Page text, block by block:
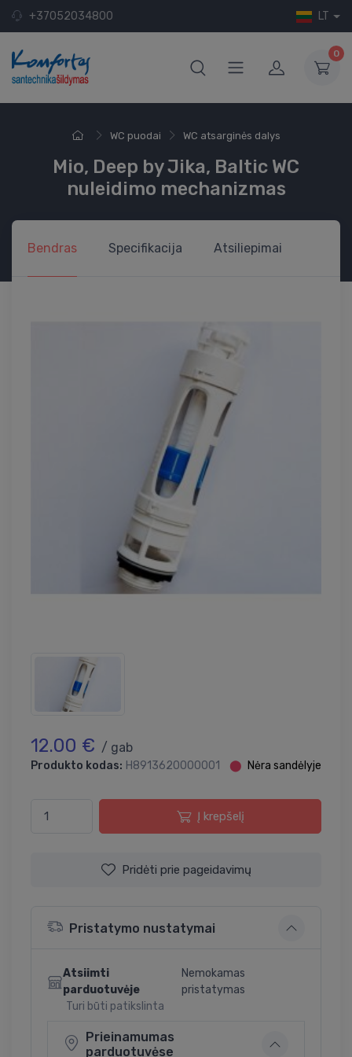
+37052034800 LT
0
WC puodai WC atsarginės dalys
Mio, Deep by Jika, Baltic WC
nuleidimo mechanizmas
Bendras Specifikacija Atsiliepimai
12.00 € / gab
Produkto kodas: H8913620000001 ⬤ Nėra sandėlyje
Į krepšelį
Pridėti prie pageidavimų
Pristatymo nustatymai
Atsiimti
parduotuvėje
Turi būti patikslinta
Nemokamas
pristatymas
Prieinamumas
parduotuvėse